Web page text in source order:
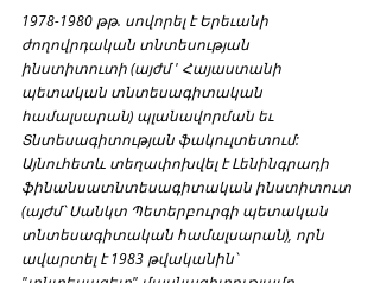
1978-1980 թթ. սովորել է Երեւանի
ժողովրդական տնտեսության
ինստիտուտի (այժմ ' Հայաստանի
պետական տնտեսագիտական
համալսարան) պլանավորման եւ
Տնտեսագիտության ֆակուլտետում:
Այնուհետև տեղափոխվել է Լենինգրադի
ֆինանսատնտեսագիտական ինստիտուտ
(այժմ՝ Սանկտ Պետերբուրգի պետական
տնտեսագիտական համալսարան), որն
ավարտել է 1983 թվականին՝